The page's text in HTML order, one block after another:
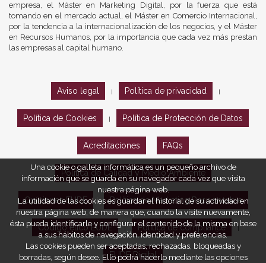
empresa, el Máster en Marketing Digital, por la fuerza que está
tomando en el mercado actual, el Máster en Comercio Internacional,
por la tendencia a la internacionalización de los negocios, y el Máster
en Recursos Humanos, por la importancia que cada vez más prestan
las empresas al capital humano.
Aviso legal Política de privacidad
Política de Cookies Política de Protección de Datos
Acreditaciones FAQs
Política de Calidad y Medio Ambiente
Opiniones EUDE Política de Marketing Responsable
Código ético EUDE Política de compliance
EUDE Digital
Una cookie o galleta informática es un pequeño archivo de
información que se guarda en su navegador cada vez que visita
nuestra página web.
La utilidad de las cookies es guardar el historial de su actividad en
nuestra página web, de manera que, cuando la visite nuevamente,
ésta pueda identificarle y configurar el contenido de la misma en base
a sus hábitos de navegación, identidad y preferencias.
Las cookies pueden ser aceptadas, rechazadas, bloqueadas y
borradas, según desee. Ello podrá hacerlo mediante las opciones